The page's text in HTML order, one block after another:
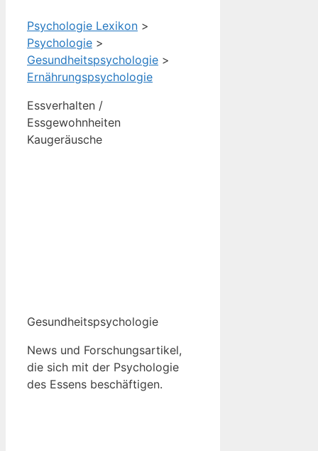
Psychologie Lexikon >
Psychologie >
Gesundheitspsychologie >
Ernährungspsychologie
Essverhalten /
Essgewohnheiten
Kaugeräusche
Gesundheitspsychologie
News und Forschungsartikel,
die sich mit der Psychologie
des Essens beschäftigen.